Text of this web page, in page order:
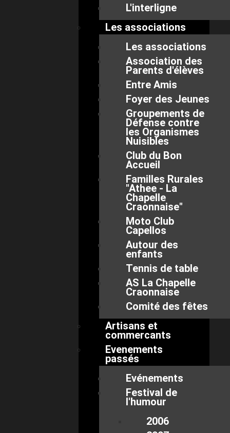
L'interligne
Les associations
Les associations
Association des
Parents d'élèves
Entre Amis
Foyer des Jeunes
Groupements de
Défense contre
les Organismes
Nuisibles
Club du Bon
Accueil
Familles Rurales
"Athee - La
Chapelle
Craonnaise"
Moto Club
Capellos
Autour des
enfants
Tennis de table
AS La Chapelle
Craonnaise
Comité des fêtes
Artisans et
commercants
Evenements
passés
Evénements
Festival de
l'humour
2006